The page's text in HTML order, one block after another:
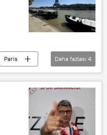
Paris
Daha fazlası 4